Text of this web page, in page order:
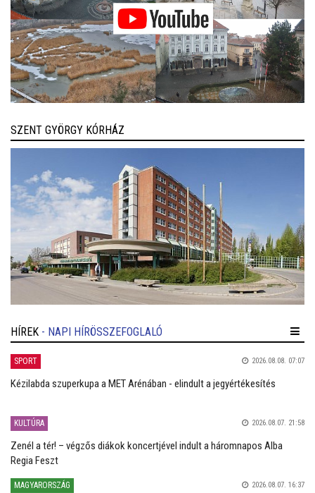
SZENT GYÖRGY KÓRHÁZ
HÍREK - NAPI HÍRÖSSZEFOGLALÓ
SPORT 2026.08.08. 07:07
Kézilabda szuperkupa a MET Arénában - elindult a jegyértékesítés
KULTÚRA 2026.08.07. 21:58
Zenél a tér! – végzős diákok koncertjével indult a háromnapos Alba
Regia Feszt
MAGYARORSZÁG 2026.08.07. 16:37